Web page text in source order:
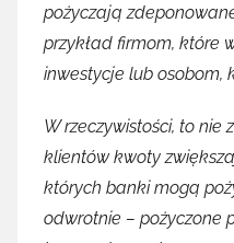
pożyczają
przykład firmom, które
inwestycje lub osobom,
W rzeczywistości, to nie
klientów kwoty
których banki mogą
odwrotnie – pożyczone